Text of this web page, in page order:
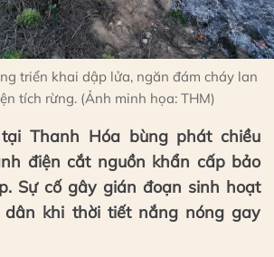
triển khai dập lửa, ngăn đám cháy lan
tích rừng. (Ảnh minh họa: THM)
Thanh Hóa bùng phát chiều
điện cắt nguồn khẩn cấp bảo
Sự cố gây gián đoạn sinh hoạt
dân khi thời tiết nắng nóng gay